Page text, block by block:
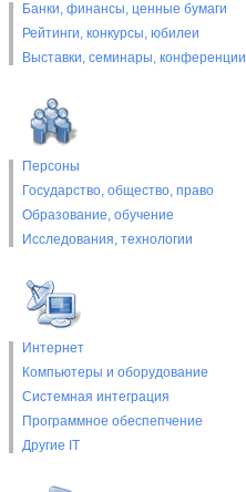
Банки, финансы, ценные бумаги
Рейтинги, конкурсы, юбилеи
Выставки, cеминары, конференции
Персоны
Государство, общество, право
Образование, обучение
Исследования, технологии
Интернет
Компьютеры и оборудование
Системная интеграция
Программное обеспепчение
Другие IT